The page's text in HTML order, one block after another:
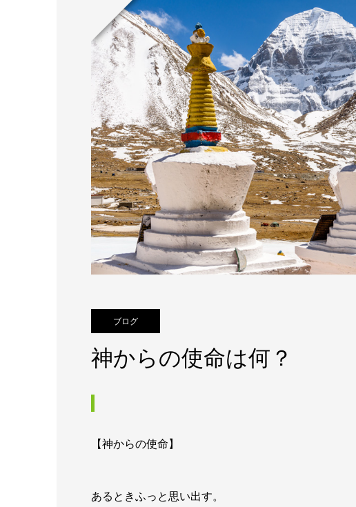
ブログ
神からの使命は何？
【神からの使命】
あるときふっと思い出す。